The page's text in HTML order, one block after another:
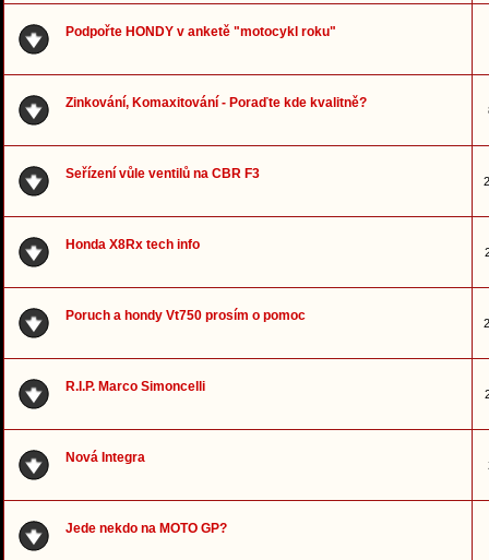
Podpořte HONDY v anketě "motocykl roku"
Zinkování, Komaxitování - Poraďte kde kvalitně?
Seřízení vůle ventilů na CBR F3
Honda X8Rx tech info
Poruch a hondy Vt750 prosím o pomoc
R.I.P. Marco Simoncelli
Nová Integra
Jede nekdo na MOTO GP?